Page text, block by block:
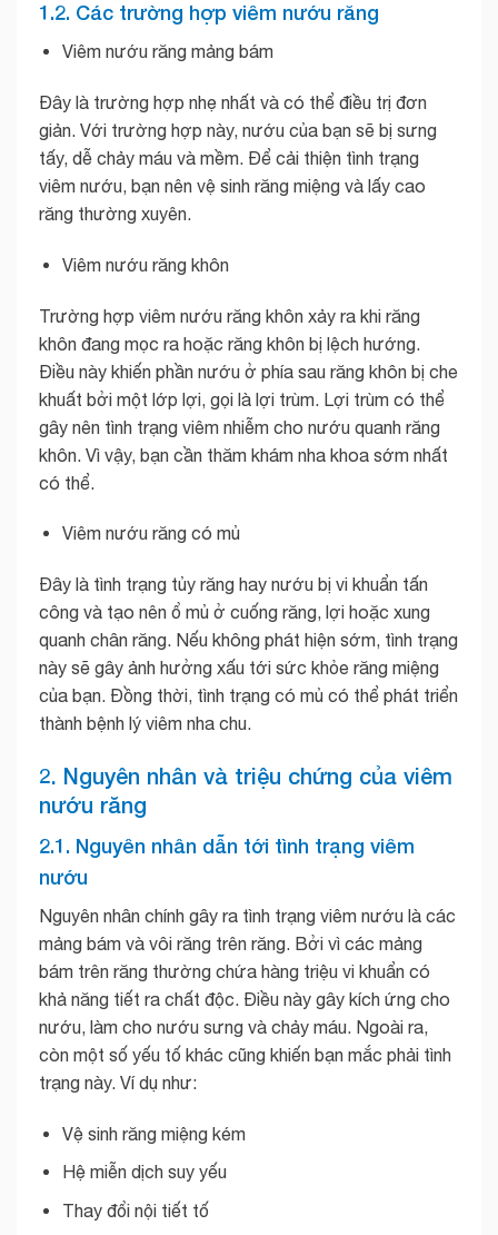
1.2. Các trường hợp viêm nướu răng
Viêm nướu răng mảng bám
Đây là trường hợp nhẹ nhất và có thể điều trị đơn
giản. Với trường hợp này, nướu của bạn sẽ bị sưng
tấy, dễ chảy máu và mềm. Để cải thiện tình trạng
viêm nướu, bạn nên vệ sinh răng miệng và lấy cao
răng thường xuyên.
Viêm nướu răng khôn
Trường hợp viêm nướu răng khôn xảy ra khi răng
khôn đang mọc ra hoặc răng khôn bị lệch hướng.
Điều này khiến phần nướu ở phía sau răng khôn bị che
khuất bởi một lớp lợi, gọi là lợi trùm. Lợi trùm có thể
gây nên tình trạng viêm nhiễm cho nướu quanh răng
khôn. Vì vậy, bạn cần thăm khám nha khoa sớm nhất
có thể.
Viêm nướu răng có mủ
Đây là tình trạng tủy răng hay nướu bị vi khuẩn tấn
công và tạo nên ổ mủ ở cuống răng, lợi hoặc xung
quanh chân răng. Nếu không phát hiện sớm, tình trạng
này sẽ gây ảnh hưởng xấu tới sức khỏe răng miệng
của bạn. Đồng thời, tình trạng có mủ có thể phát triển
thành bệnh lý viêm nha chu.
2. Nguyên nhân và triệu chứng của viêm
nướu răng
2.1. Nguyên nhân dẫn tới tình trạng viêm
nướu
Nguyên nhân chính gây ra tình trạng viêm nướu là các
mảng bám và vôi răng trên răng. Bởi vì các mảng
bám trên răng thường chứa hàng triệu vi khuẩn có
khả năng tiết ra chất độc. Điều này gây kích ứng cho
nướu, làm cho nướu sưng và chảy máu. Ngoài ra,
còn một số yếu tố khác cũng khiến bạn mắc phải tình
trạng này. Ví dụ như:
Vệ sinh răng miệng kém
Hệ miễn dịch suy yếu
Thay đổi nội tiết tố